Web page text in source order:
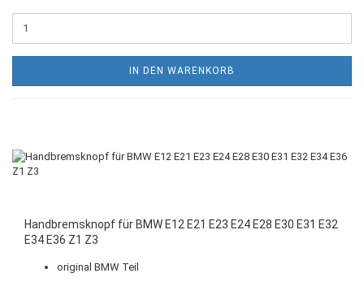
IN DEN WARENKORB
Handbremsknopf für BMW E12 E21 E23 E24 E28 E30 E31 E32
E34 E36 Z1 Z3
original BMW Teil